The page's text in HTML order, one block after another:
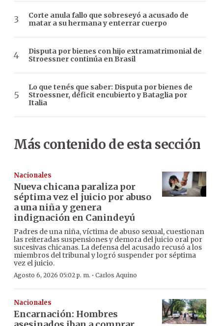
Corte anula fallo que sobreseyó a acusado de
matar a su hermana y enterrar cuerpo
Disputa por bienes con hijo extramatrimonial de
Stroessner continúa en Brasil
Lo que tenés que saber: Disputa por bienes de
Stroessner, déficit encubierto y Bataglia por
Italia
Más contenido de esta sección
Nacionales
Nueva chicana paraliza por
séptima vez el juicio por abuso
a una niña y genera
indignación en Canindeyú
Padres de una niña, víctima de abuso sexual, cuestionan
las reiteradas suspensiones y demora del juicio oral por
sucesivas chicanas. La defensa del acusado recusó a los
miembros del tribunal y logró suspender por séptima
vez el juicio.
Agosto 6, 2026 05:02 p. m. · Carlos Aquino
Nacionales
Encarnación: Hombres